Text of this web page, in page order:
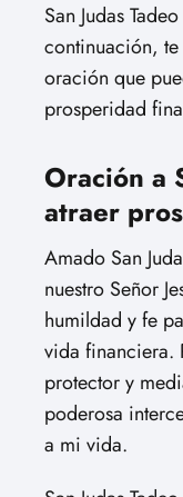
San Judas
continuación, te
oración que
prosperidad
Oración a
atraer
Amado San
nuestro Señor
humildad y fe
vida financiera.
protector y
poderosa
a mi vida.